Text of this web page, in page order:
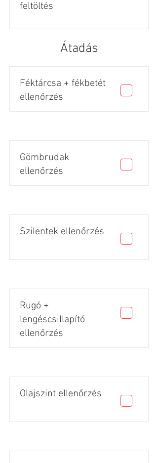
feltöltés
Átadás
Féktárcsa + fékbetét
ellenőrzés
Gömbrudak
ellenőrzés
Szilentek ellenőrzés
Rugó +
lengéscsillapító
ellenőrzés
Olajszint ellenőrzés